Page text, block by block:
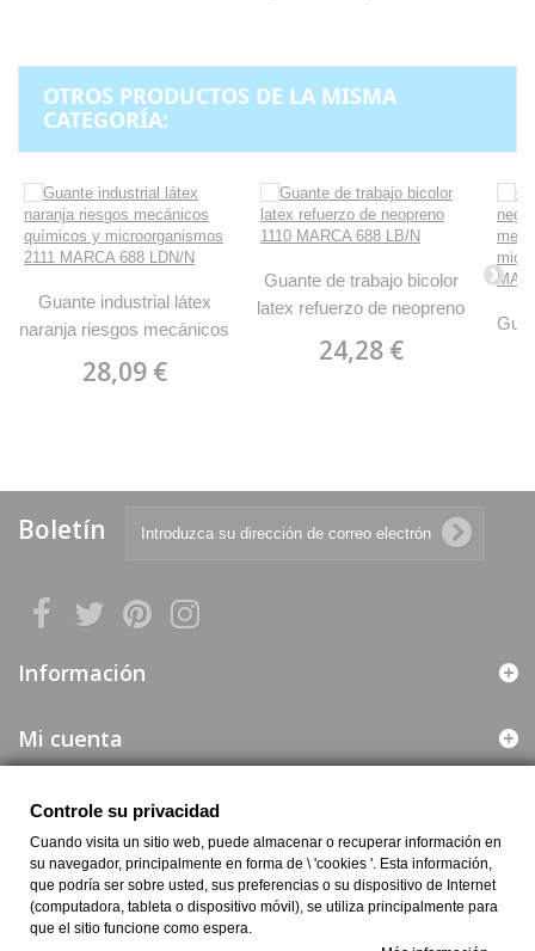
OTROS PRODUCTOS DE LA MISMA
CATEGORÍA:
Guante industrial látex
naranja riesgos mecánicos
microorganismos 2111
28,09 €
Guante de trabajo bicolor
latex refuerzo de neopreno
24,28 €
Boletín
Información
Mi cuenta
Web segura
Información de la Empresa
Controle su privacidad
Cuando visita un sitio web, puede almacenar o recuperar información en
su navegador, principalmente en forma de \ 'cookies '. Esta información,
que podría ser sobre usted, sus preferencias o su dispositivo de Internet
(computadora, tableta o dispositivo móvil), se utiliza principalmente para
que el sitio funcione como espera.